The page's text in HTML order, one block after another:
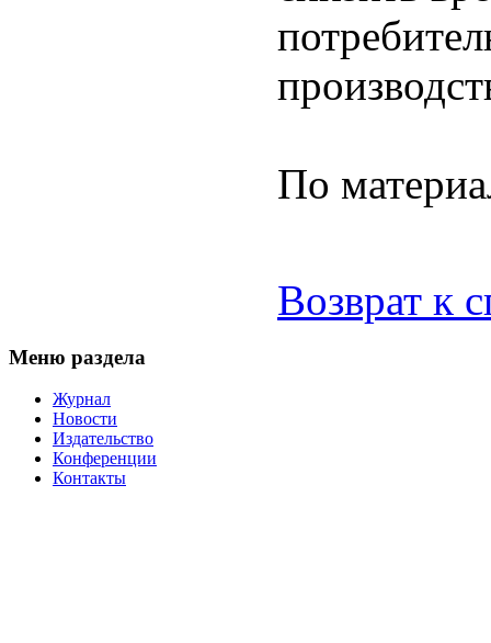
По
Возврат к
Меню раздела
Журнал
Новости
Издательство
Конференции
Контакты